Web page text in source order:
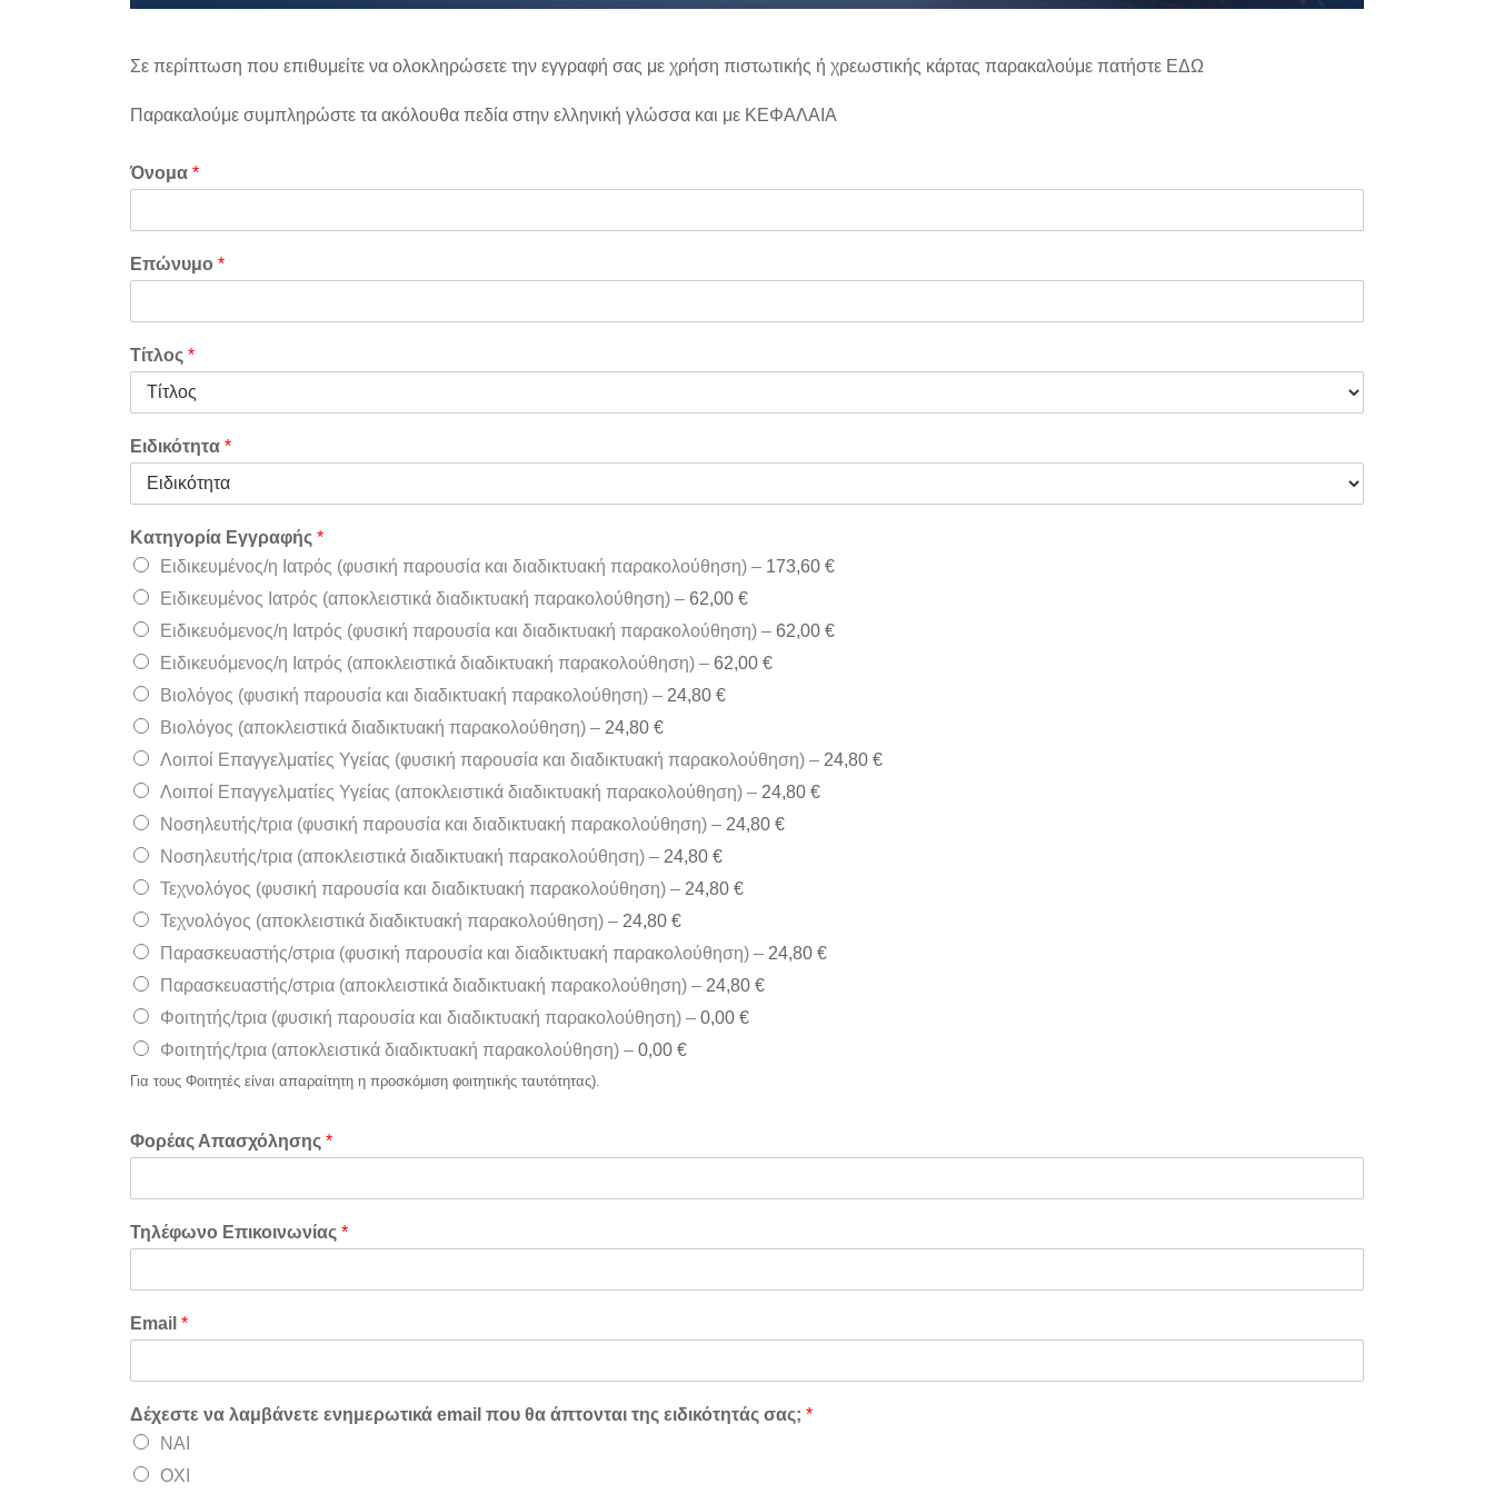
Σε περίπτωση που επιθυμείτε να ολοκληρώσετε την εγγραφή σας με χρήση πιστωτικής ή χρεωστικής κάρτας παρακαλούμε πατήστε ΕΔΩ
Παρακαλούμε συμπληρώστε τα ακόλουθα πεδία στην ελληνική γλώσσα και με ΚΕΦΑΛΑΙΑ
Όνομα *
Επώνυμο *
Τίτλος *
Ειδικότητα *
Κατηγορία Εγγραφής *
Ειδικευμένος/η Ιατρός (φυσική παρουσία και διαδικτυακή παρακολούθηση) – 173,60 €
Ειδικευμένος Ιατρός (αποκλειστικά διαδικτυακή παρακολούθηση) – 62,00 €
Ειδικευόμενος/η Ιατρός (φυσική παρουσία και διαδικτυακή παρακολούθηση) – 62,00 €
Ειδικευόμενος/η Ιατρός (αποκλειστικά διαδικτυακή παρακολούθηση) – 62,00 €
Βιολόγος (φυσική παρουσία και διαδικτυακή παρακολούθηση) – 24,80 €
Βιολόγος (αποκλειστικά διαδικτυακή παρακολούθηση) – 24,80 €
Λοιποί Επαγγελματίες Υγείας (φυσική παρουσία και διαδικτυακή παρακολούθηση) – 24,80 €
Λοιποί Επαγγελματίες Υγείας (αποκλειστικά διαδικτυακή παρακολούθηση) – 24,80 €
Νοσηλευτής/τρια (φυσική παρουσία και διαδικτυακή παρακολούθηση) – 24,80 €
Νοσηλευτής/τρια (αποκλειστικά διαδικτυακή παρακολούθηση) – 24,80 €
Τεχνολόγος (φυσική παρουσία και διαδικτυακή παρακολούθηση) – 24,80 €
Τεχνολόγος (αποκλειστικά διαδικτυακή παρακολούθηση) – 24,80 €
Παρασκευαστής/στρια (φυσική παρουσία και διαδικτυακή παρακολούθηση) – 24,80 €
Παρασκευαστής/στρια (αποκλειστικά διαδικτυακή παρακολούθηση) – 24,80 €
Φοιτητής/τρια (φυσική παρουσία και διαδικτυακή παρακολούθηση) – 0,00 €
Φοιτητής/τρια (αποκλειστικά διαδικτυακή παρακολούθηση) – 0,00 €
Για τους Φοιτητές είναι απαραίτητη η προσκόμιση φοιτητικής ταυτότητας).
Φορέας Απασχόλησης *
Τηλέφωνο Επικοινωνίας *
Email *
Δέχεστε να λαμβάνετε ενημερωτικά email που θα άπτονται της ειδικότητάς σας; *
ΝΑΙ
ΟΧΙ